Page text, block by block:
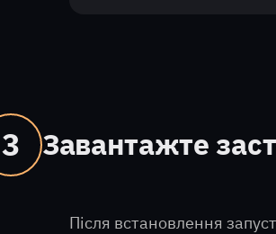
3 Завантажте
Після встановлення